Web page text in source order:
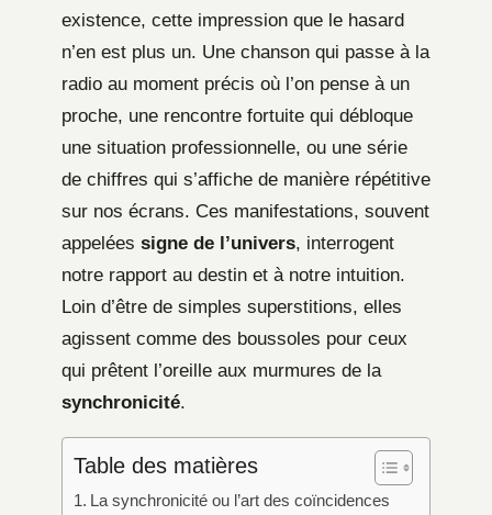
existence, cette impression que le hasard
n’en est plus un. Une chanson qui passe à la
radio au moment précis où l’on pense à un
proche, une rencontre fortuite qui débloque
une situation professionnelle, ou une série
de chiffres qui s’affiche de manière répétitive
sur nos écrans. Ces manifestations, souvent
appelées signe de l’univers, interrogent
notre rapport au destin et à notre intuition.
Loin d’être de simples superstitions, elles
agissent comme des boussoles pour ceux
qui prêtent l’oreille aux murmures de la
synchronicité.
Table des matières
La synchronicité ou l’art des coïncidences